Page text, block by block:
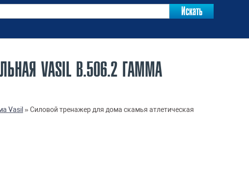
VASIL В.506.2 ГАММА
Vasil »Силовой тренажер для дома скамья атлетическая